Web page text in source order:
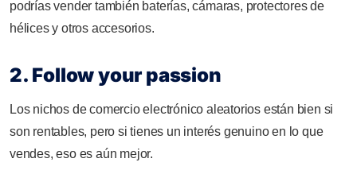
podrías vender también baterías, cámaras, protectores de
hélices y otros accesorios.
2. Follow your passion
Los nichos de comercio electrónico aleatorios están bien si
son rentables, pero si tienes un interés genuino en lo que
vendes, eso es aún mejor.